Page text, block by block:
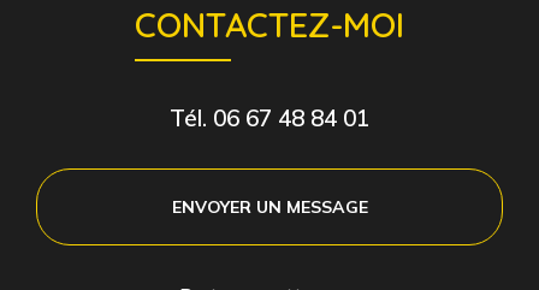
CONTACTEZ-MOI
Tél. 06 67 48 84 01
ENVOYER UN MESSAGE